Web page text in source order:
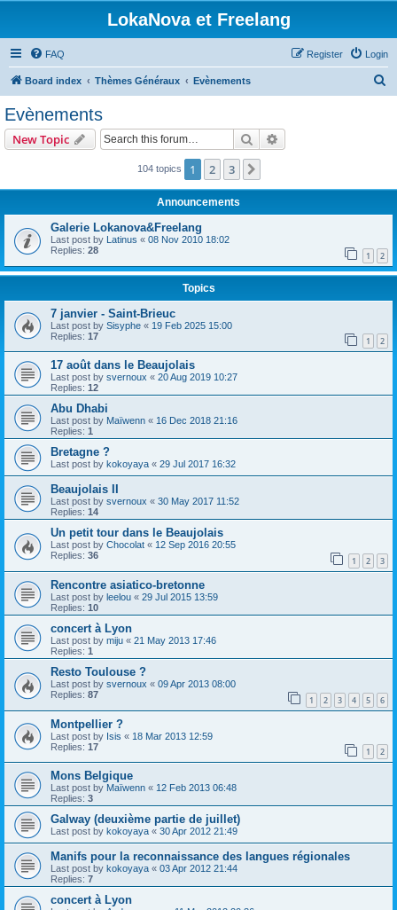
LokaNova et Freelang
FAQ Login
Register
Board index Thèmes Généraux Evènements
Evènements
New Topic Search
104 topics 1 2 3
Announcements
Galerie Lokanova&Freelang
Last post by Latinus « 08 Nov 2010 18:02
Replies: 28 1 2
Topics
7 janvier - Saint-Brieuc
Last post by Sisyphe « 19 Feb 2025 15:00
Replies: 17 1 2
17 août dans le Beaujolais
Last post by svernoux « 20 Aug 2019 10:27
Replies: 12
Abu Dhabi
Last post by Maïwenn « 16 Dec 2018 21:16
Replies: 1
Bretagne ?
Last post by kokoyaya « 29 Jul 2017 16:32
Beaujolais II
Last post by svernoux « 30 May 2017 11:52
Replies: 14
Un petit tour dans le Beaujolais
Last post by Chocolat « 12 Sep 2016 20:55
Replies: 36 1 2 3
Rencontre asiatico-bretonne
Last post by leelou « 29 Jul 2015 13:59
Replies: 10
concert à Lyon
Last post by miju « 21 May 2013 17:46
Replies: 1
Resto Toulouse ?
Last post by svernoux « 09 Apr 2013 08:00
Replies: 87 1 2 3 4 5 6
Montpellier ?
Last post by Isis « 18 Mar 2013 12:59
Replies: 17 1 2
Mons Belgique
Last post by Maïwenn « 12 Feb 2013 06:48
Replies: 3
Galway (deuxième partie de juillet)
Last post by kokoyaya « 30 Apr 2012 21:49
Manifs pour la reconnaissance des langues régionales
Last post by kokoyaya « 03 Apr 2012 21:44
Replies: 7
concert à Lyon